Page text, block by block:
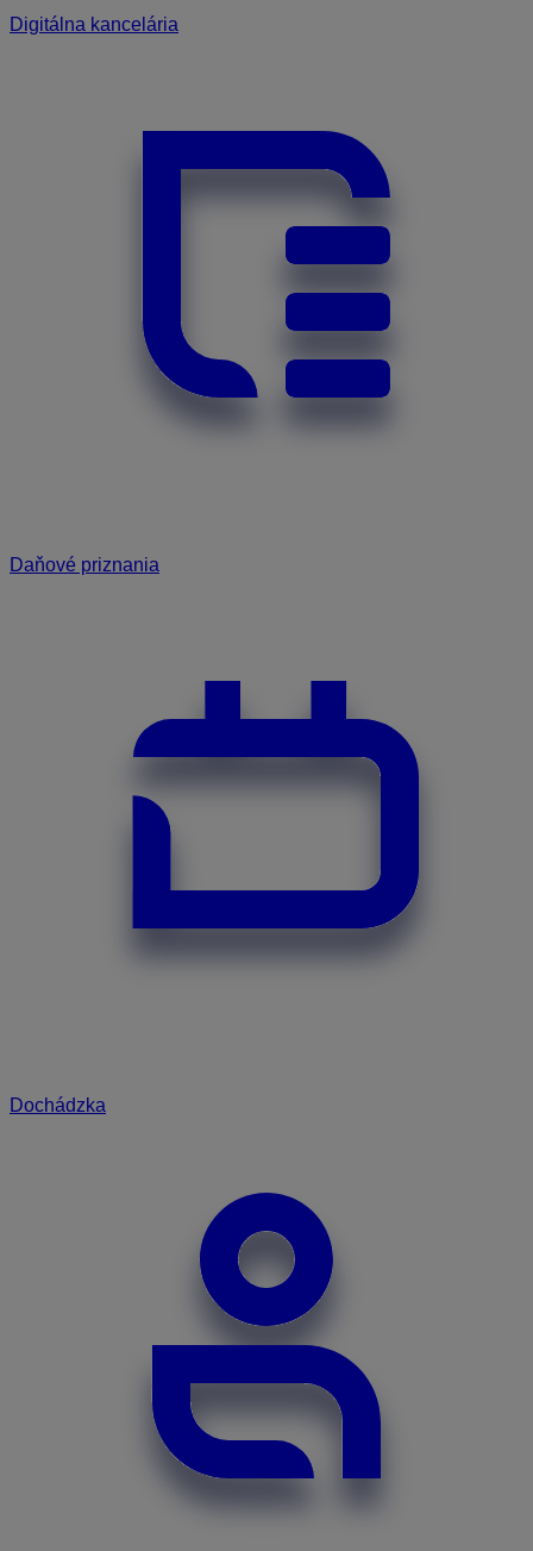
Digitálna kancelária
Daňové priznania
Dochádzka